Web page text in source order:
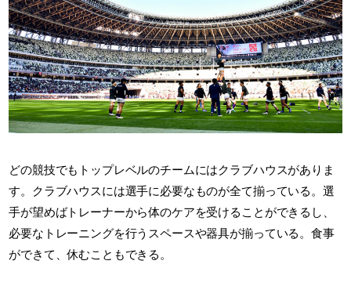
どの競技でもトップレベルのチームにはクラブハウスがありま
す。クラブハウスには選手に必要なものが全て揃っている。選
手が望めばトレーナーから体のケアを受けることができるし、
必要なトレーニングを行うスペースや器具が揃っている。食事
ができて、休むこともできる。